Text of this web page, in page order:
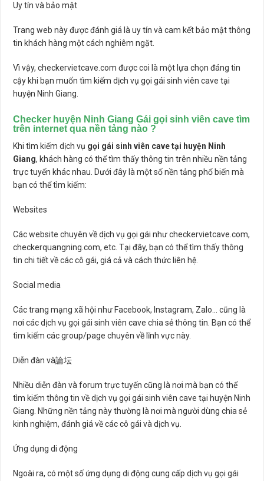
Uy tín và bảo mật
Trang web này được đánh giá là uy tín và cam kết bảo mật thông
tin khách hàng một cách nghiêm ngặt.
Vì vậy, checkervietcave.com được coi là một lựa chọn đáng tin
cậy khi bạn muốn tìm kiếm dịch vụ gọi gái sinh viên cave tại
huyện Ninh Giang.
Checker huyện Ninh Giang Gái gọi sinh viên cave tìm
trên internet qua nền tảng nào ?
Khi tìm kiếm dịch vụ gọi gái sinh viên cave tại huyện Ninh
Giang, khách hàng có thể tìm thấy thông tin trên nhiều nền tảng
trực tuyến khác nhau. Dưới đây là một số nền tảng phổ biến mà
bạn có thể tìm kiếm:
Websites
Các website chuyên về dịch vụ gọi gái như checkervietcave.com,
checkerquangning.com, etc. Tại đây, bạn có thể tìm thấy thông
tin chi tiết về các cô gái, giá cả và cách thức liên hệ.
Social media
Các trang mạng xã hội như Facebook, Instagram, Zalo… cũng là
nơi các dịch vụ gọi gái sinh viên cave chia sẻ thông tin. Bạn có thể
tìm kiếm các group/page chuyên về lĩnh vực này.
Diễn đàn và論坛
Nhiều diễn đàn và forum trực tuyến cũng là nơi mà bạn có thể
tìm kiếm thông tin về dịch vụ gọi gái sinh viên cave tại huyện Ninh
Giang. Những nền tảng này thường là nơi mà người dùng chia sẻ
kinh nghiệm, đánh giá về các cô gái và dịch vụ.
Ứng dụng di động
Ngoài ra, có một số ứng dụng di động cung cấp dịch vụ gọi gái